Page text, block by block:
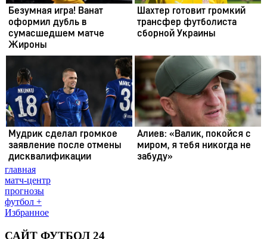
главная
матч-центр
прогнозы
футбол +
Избранное
САЙТ ФУТБОЛ 24